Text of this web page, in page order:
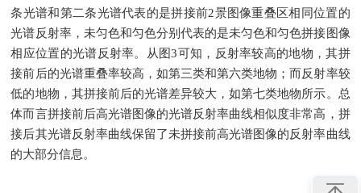
条光谱和第二条光谱代表的是拼接前2景图像重叠区相同位置的
光谱反射率，未匀色和匀色分别代表的是未匀色和匀色拼接图像
相应位置的光谱反射率。从图3可知，反射率较高的地物，其拼
接前后的光谱重叠率较高，如第三类和第六类地物；而反射率较
低的地物，其拼接前后的光谱差异较大，如第七类地物所示。总
体而言拼接前后高光谱图像的光谱反射率曲线相似度非常高，拼
接后其光谱反射率曲线保留了未拼接前高光谱图像的反射率曲线
的大部分信息。